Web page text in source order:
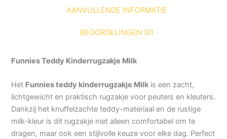
AANVULLENDE INFORMATIE
BEOORDELINGEN (0)
Funnies Teddy Kinderrugzakje Milk
Het Funnies teddy kinderrugzakje Milk is een zacht,
lichtgewicht en praktisch rugzakje voor peuters en kleuters.
Dankzij het knuffelzachte teddy-materiaal en de rustige
milk-kleur is dit rugzakje niet alleen comfortabel om te
dragen, maar ook een stijlvolle keuze voor elke dag. Perfect